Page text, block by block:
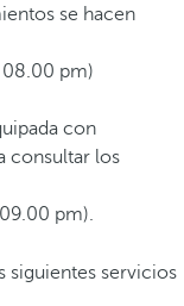
se hacen
08.00 pm)
con
consultar los
pm).
siguientes servicios